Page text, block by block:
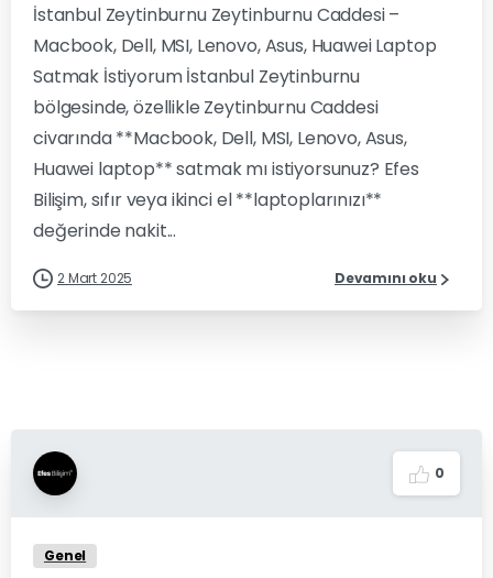
İstanbul Zeytinburnu Zeytinburnu Caddesi –
Macbook, Dell, MSI, Lenovo, Asus, Huawei Laptop
Satmak İstiyorum İstanbul Zeytinburnu
bölgesinde, özellikle Zeytinburnu Caddesi
civarında **Macbook, Dell, MSI, Lenovo, Asus,
Huawei laptop** satmak mı istiyorsunuz? Efes
Bilişim, sıfır veya ikinci el **laptoplarınızı**
değerinde nakit...
2 Mart 2025 Devamını oku
0
Genel